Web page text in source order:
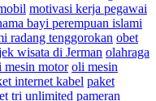
motivasi kerja pegawai
bayi perempuan islami
radang tenggorokan obet
wisata di Jerman olahraga
mesin motor oli mesin
internet kabel paket
tri unlimited pameran